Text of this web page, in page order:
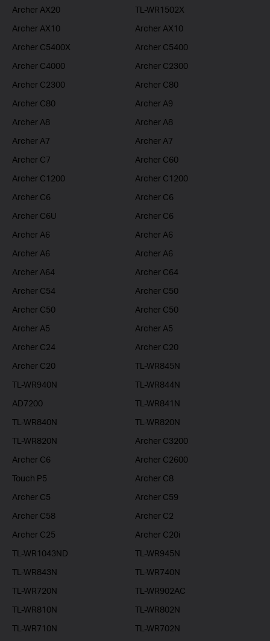
Archer AX20
TL-WR1502X
Archer AX10
Archer AX10
Archer C5400X
Archer C5400
Archer C4000
Archer C2300
Archer C2300
Archer C80
Archer C80
Archer A9
Archer A8
Archer A8
Archer A7
Archer A7
Archer C7
Archer C60
Archer C1200
Archer C1200
Archer C6
Archer C6
Archer C6U
Archer C6
Archer A6
Archer A6
Archer A6
Archer A6
Archer A64
Archer C64
Archer C54
Archer C50
Archer C50
Archer C50
Archer A5
Archer A5
Archer C24
Archer C20
Archer C20
TL-WR845N
TL-WR940N
TL-WR844N
AD7200
TL-WR841N
TL-WR840N
TL-WR820N
TL-WR820N
Archer C3200
Archer C6
Archer C2600
Touch P5
Archer C8
Archer C5
Archer C59
Archer C58
Archer C2
Archer C25
Archer C20i
TL-WR1043ND
TL-WR945N
TL-WR843N
TL-WR740N
TL-WR720N
TL-WR902AC
TL-WR810N
TL-WR802N
TL-WR710N
TL-WR702N